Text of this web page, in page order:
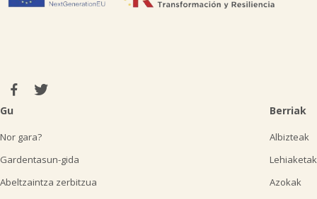
Gu
Nor gara?
Gardentasun-gida
Abeltzaintza zerbitzua
Berriak
Albizteak
Lehiaketak
Azokak